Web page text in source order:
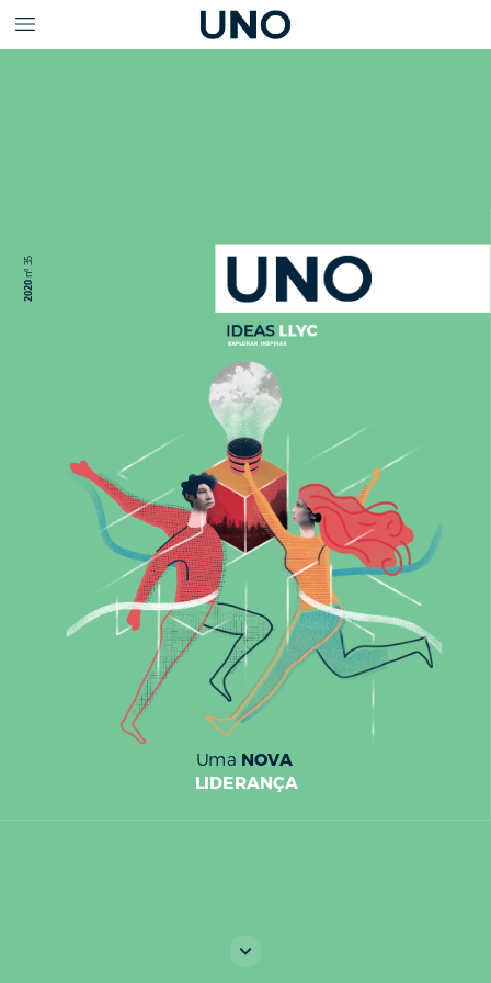
Uma NOVA
LIDERANÇA
2020
nº
35